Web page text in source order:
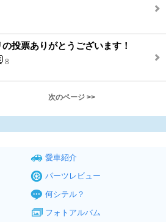
投票ありがとうございます！
8
次のページ >>
愛車紹介
パーツレビュー
何シテル？
フォトアルバム